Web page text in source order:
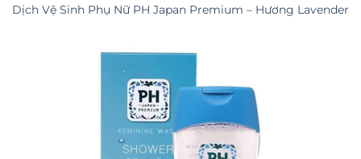
Dịch Vệ Sinh Phụ Nữ PH Japan Premium – Hương Lavender